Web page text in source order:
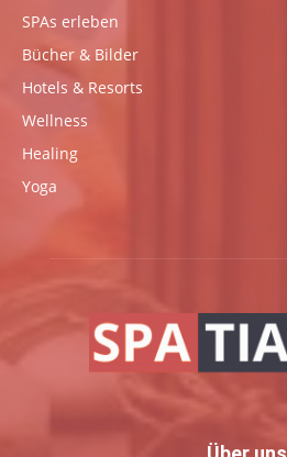
SPAs erleben
Bücher & Bilder
Hotels & Resorts
Wellness
Healing
Yoga